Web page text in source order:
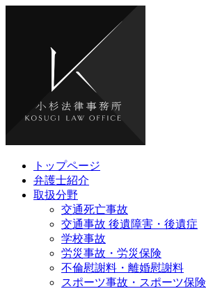
トップページ
弁護士紹介
取扱分野
交通死亡事故
交通事故 後遺障害・後遺症
学校事故
労災事故・労災保険
不倫慰謝料・離婚慰謝料
スポーツ事故・スポーツ保険